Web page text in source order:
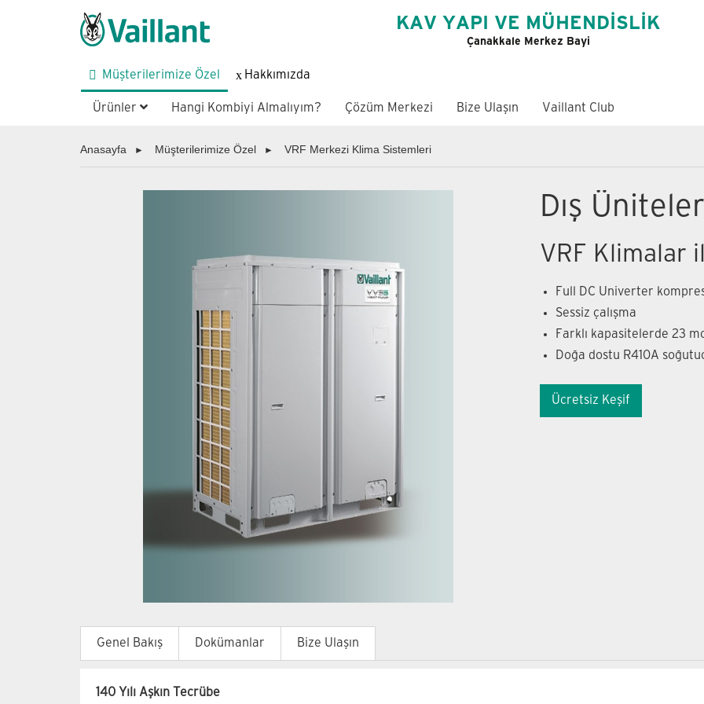
KAV YAPI VE MÜHENDİSLİK
Çanakkale Merkez Bayi
Müşterilerimize Özel Hakkımızda
Ürünler Hangi Kombiyi Almalıyım? Çözüm Merkezi Bize Ulaşın Vaillant Club
Anasayfa Müşterilerimize Özel VRF Merkezi Klima Sistemleri
Dış Üniteler
VRF Klimalar
Full DC Univerter
Sessiz çalışma
Farklı kapasitelerde 23
Doğa dostu R410A
Ücretsiz Keşif
Genel Bakış Dokümanlar Bize Ulaşın
140 Yılı Aşkın Tecrübe